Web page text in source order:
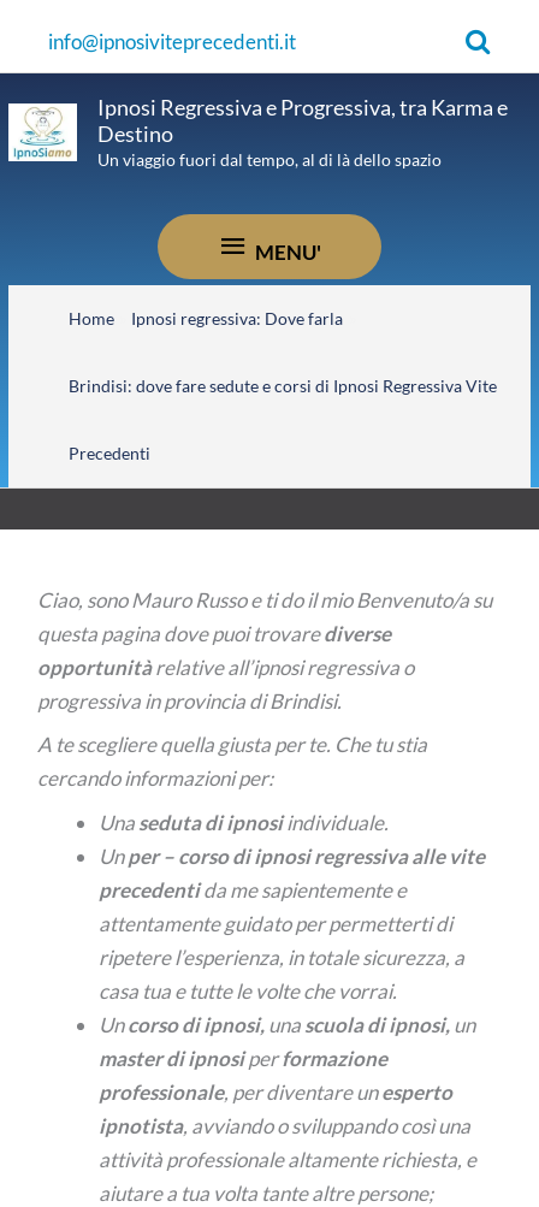
info@ipnosiviteprecedenti.it Cerca
Ipnosi Regressiva e Progressiva, tra Karma e
Destino
Un viaggio fuori dal tempo, al di là dello spazio
MENU'
MENU'
Home Ipnosi regressiva: Dove farla
Brindisi: dove fare sedute e corsi di Ipnosi Regressiva Vite
Precedenti
Ciao, sono Mauro Russo e ti do il mio Benvenuto/a su
questa pagina dove puoi trovarediverse
opportunitàrelative all’ipnosi regressiva o
progressiva in provincia di Brindisi.
A te scegliere quella giusta per te. Che tu stia
cercando informazioni per:
Unaseduta di ipnosiindividuale.
Unper –corso di ipnosi regressiva alle vite
precedentida me sapientemente e
attentamente guidato per permetterti di
ripetere l’esperienza, in totale sicurezza, a
casa tua e tutte le volte che vorrai.
Uncorso di ipnosi,unascuola di ipnosi,un
master di ipnosiperformazione
professionale, per diventare unesperto
ipnotista, avviando o sviluppando così una
attività professionale altamente richiesta, e
aiutare a tua volta tante altre persone;